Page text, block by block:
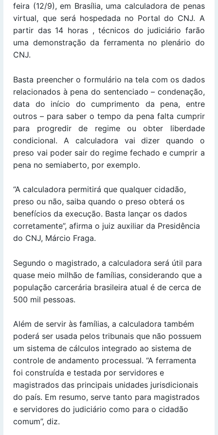
feira (12/9), em Brasília, uma calculadora de penas
virtual, que será hospedada no Portal do CNJ. A
partir das 14 horas , técnicos do judiciário farão
uma demonstração da ferramenta no plenário do
CNJ.
Basta preencher o formulário na tela com os dados
relacionados à pena do sentenciado – condenação,
data do início do cumprimento da pena, entre
outros – para saber o tempo da pena falta cumprir
para progredir de regime ou obter liberdade
condicional. A calculadora vai dizer quando o
preso vai poder sair do regime fechado e cumprir a
pena no semiaberto, por exemplo.
“A calculadora permitirá que qualquer cidadão,
preso ou não, saiba quando o preso obterá os
benefícios da execução. Basta lançar os dados
corretamente”, afirma o juiz auxiliar da Presidência
do CNJ, Márcio Fraga.
Segundo o magistrado, a calculadora será útil para
quase meio milhão de famílias, considerando que a
população carcerária brasileira atual é de cerca de
500 mil pessoas.
Além de servir às famílias, a calculadora também
poderá ser usada pelos tribunais que não possuem
um sistema de cálculos integrado ao sistema de
controle de andamento processual. “A ferramenta
foi construída e testada por servidores e
magistrados das principais unidades jurisdicionais
do país. Em resumo, serve tanto para magistrados
e servidores do judiciário como para o cidadão
comum”, diz.